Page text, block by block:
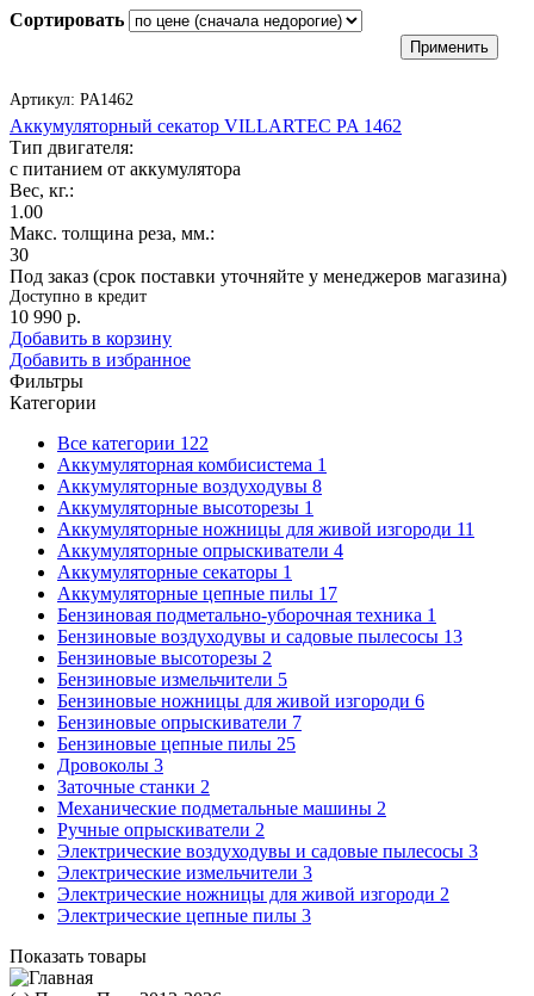
Сортировать
Артикул: PA1462
Аккумуляторный секатор VILLARTEC PA 1462
Тип двигателя:
с питанием от аккумулятора
Вес, кг.:
1.00
Макс. толщина реза, мм.:
30
Под заказ (срок поставки уточняйте у менеджеров магазина)
Доступно в кредит
10 990 р.
Добавить в корзину
Добавить в избранное
Фильтры
Категории
Все категории 122
Аккумуляторная комбисистема 1
Аккумуляторные воздуходувы 8
Аккумуляторные высоторезы 1
Аккумуляторные ножницы для живой изгороди 11
Аккумуляторные опрыскиватели 4
Аккумуляторные секаторы 1
Аккумуляторные цепные пилы 17
Бензиновая подметально-уборочная техника 1
Бензиновые воздуходувы и садовые пылесосы 13
Бензиновые высоторезы 2
Бензиновые измельчители 5
Бензиновые ножницы для живой изгороди 6
Бензиновые опрыскиватели 7
Бензиновые цепные пилы 25
Дровоколы 3
Заточные станки 2
Механические подметальные машины 2
Ручные опрыскиватели 2
Электрические воздуходувы и садовые пылесосы 3
Электрические измельчители 3
Электрические ножницы для живой изгороди 2
Электрические цепные пилы 3
Показать товары